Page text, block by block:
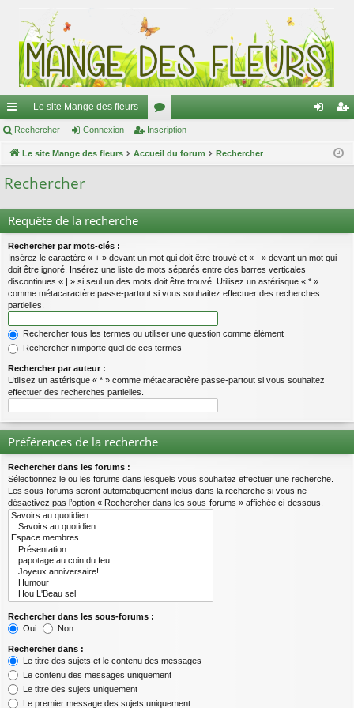
ac
co
ur
s
Le site Mange des fleurs
or
u cri
Rechercher Connexion Inscription
Le site Mange des fleurs Accueil du forum Rechercher
Rechercher
Requête de la recherche
Rechercher par mots-clés :
Insérez le caractère « + » devant un mot qui doit être trouvé et « - » devant un mot qui
doit être ignoré. Insérez une liste de mots séparés entre des barres verticales
discontinues « | » si seul un des mots doit être trouvé. Utilisez un astérisque « * »
comme métacaractère passe-partout si vous souhaitez effectuer des recherches
partielles.
Rechercher tous les termes ou utiliser une question comme élément
Rechercher n’importe quel de ces termes
Rechercher par auteur :
Utilisez un astérisque « * » comme métacaractère passe-partout si vous souhaitez
effectuer des recherches partielles.
Préférences de la recherche
Rechercher dans les forums :
Sélectionnez le ou les forums dans lesquels vous souhaitez effectuer une recherche.
Les sous-forums seront automatiquement inclus dans la recherche si vous ne
désactivez pas l’option « Rechercher dans les sous-forums » affichée ci-dessous.
Rechercher dans les sous-forums :
Oui
Non
Rechercher dans :
Le titre des sujets et le contenu des messages
Le contenu des messages uniquement
Le titre des sujets uniquement
Le premier message des sujets uniquement